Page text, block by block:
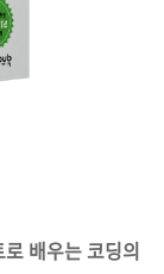
배우는 코딩의